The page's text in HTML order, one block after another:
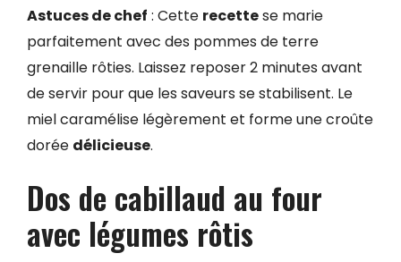
Astuces de chef : Cette recettese marie
parfaitement avec des pommes de terre
grenaille rôties. Laissez reposer 2 minutes avant
de servir pour que les saveurs se stabilisent. Le
miel caramélise légèrement et forme une croûte
dorée délicieuse.
Dos de cabillaud au four
avec légumes rôtis